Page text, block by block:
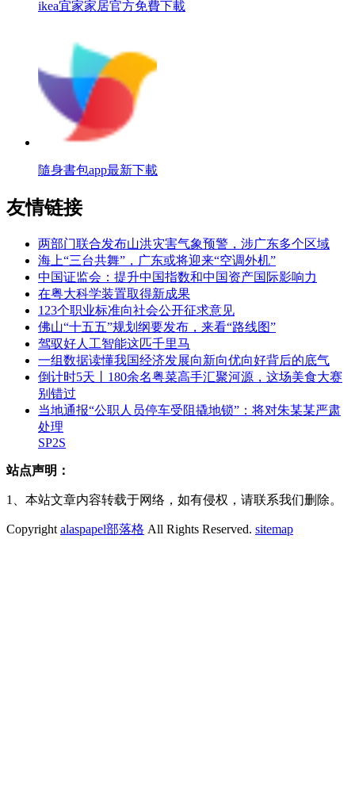
ikea宜家家居官方免費下載
隨身書包app最新下載
友情链接
两部门联合发布山洪灾害气象预警，涉广东多个区域
海上“三台共舞”，广东或将迎来“空调外机”
中国证监会：提升中国指数和中国资产国际影响力
在粤大科学装置取得新成果
123个职业标准向社会公开征求意见
佛山“十五五”规划纲要发布，来看“路线图”
驾驭好人工智能这匹千里马
一组数据读懂我国经济发展向新向优向好背后的底气
倒计时5天丨180余名粤菜高手汇聚河源，这场美食大赛
别错过
当地通报“公职人员停车受阻撬地锁”：将对朱某某严肃
处理
SP2S
站点声明：
1、本站文章内容转载于网络，如有侵权，请联系我们删除。
Copyright alaspapel部落格 All Rights Reserved. sitemap